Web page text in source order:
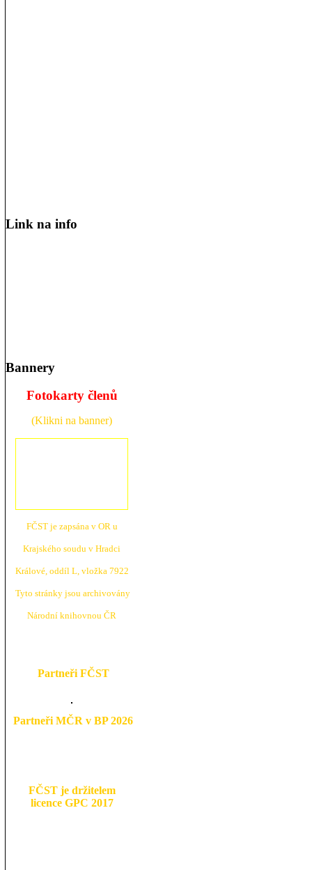
Link na info
Bannery
Fotokarty členů
(Klikni na banner)
FČST je zapsána v OR u
Krajského soudu v Hradci
Králové, oddíl L, vložka 7922
Tyto stránky jsou archivovány
Národní knihovnou ČR
Partneři FČST
Partneři MČR v BP 2026
FČST je držitelem
licence GPC 2017